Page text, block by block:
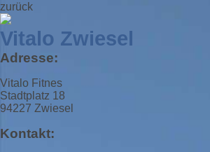
zurück
Vitalo Zwiesel
Adresse:
Vitalo Fitnes
Stadtplatz 18
94227 Zwiesel
Kontakt: